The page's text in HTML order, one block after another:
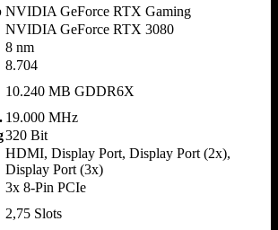
NVIDIA GeForce RTX Gaming
NVIDIA GeForce RTX 3080
8 nm
8.704
10.240 MB GDDR6X
19.000 MHz
320 Bit
HDMI, Display Port, Display Port (2x),
Display Port (3x)
3x 8-Pin PCIe
2,75 Slots